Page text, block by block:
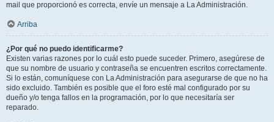
mail que proporcionó es correcta, envíe un mensaje a La Administración.
Arriba
¿Por qué no puedo identificarme?
Existen varias razones por lo cuál esto puede suceder. Primero, asegúrese de
que su nombre de usuario y contraseña se encuentren escritos correctamente.
Si lo están, comuníquese con La Administración para asegurarse de que no ha
sido excluido. También es posible que el foro esté mal configurado por su
dueño y/o tenga fallos en la programación, por lo que necesitaría ser
reparado.